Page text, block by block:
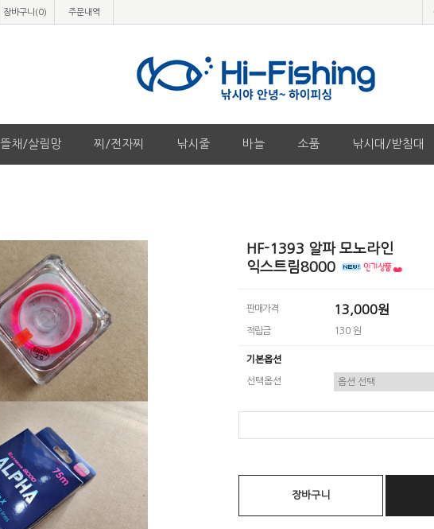
장바구니(0) 주문내역
뜰채/살림망 찌/전자찌 낚시줄 바늘 소품 낚시대/받침대
HF-1393 알파 모노라인
익스트림8000
판매가격 13,000원
적립금 130 원
기본옵션
선택옵션
장바구니